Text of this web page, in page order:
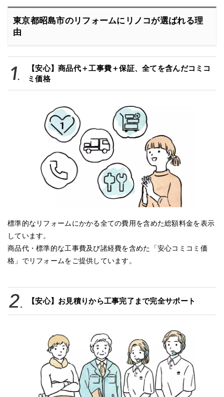
東京都昭島市のリフォームにリノコが選ばれる理
由
【安心】商品代＋工事費＋保証、全てを含んだコミコ
ミ価格
標準的なリフォームにかかる全ての費用を含めた総額料金を表示
しています。
商品代・標準的な工事費及び諸経費を含めた「安心コミコミ価
格」でリフォームをご提供しています。
【安心】お見積りから工事完了まで完全サポート